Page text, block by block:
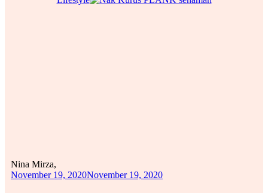
Nina Mirza,
November 19, 2020November 19, 2020